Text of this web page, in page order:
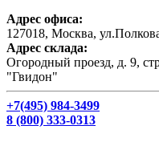
Адрес офиса:
127018, Москва,
Адрес склада:
Огородный проезд, д. 9,
"Гвидон"
+7(495) 984-3499
8 (800) 333-0313